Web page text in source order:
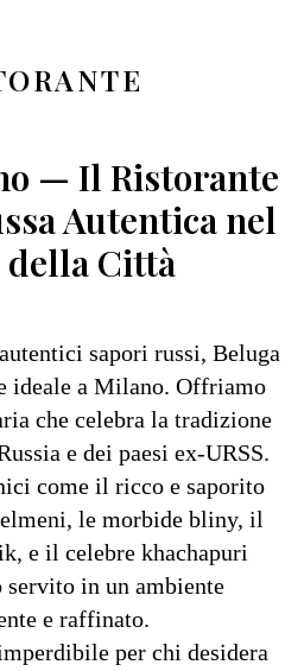
— Il Ristorante
Autentica nel
della Città
sapori russi, Beluga
ideale a Milano. Offriamo
che celebra la tradizione
e dei paesi ex-URSS.
come il ricco e saporito
le morbide bliny, il
e il celebre khachapuri
servito in un ambiente
e raffinato.
per chi desidera